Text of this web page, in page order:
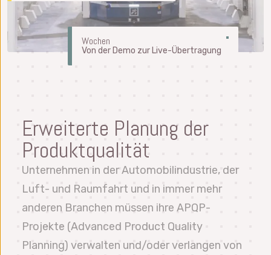
Wochen
Von der Demo zur Live-Übertragung
Erweiterte Planung der
Produktqualität
Unternehmen in der Automobilindustrie, der
Luft- und Raumfahrt und in immer mehr
anderen Branchen müssen ihre APQP-
Projekte (Advanced Product Quality
Planning) verwalten und/oder verlangen von